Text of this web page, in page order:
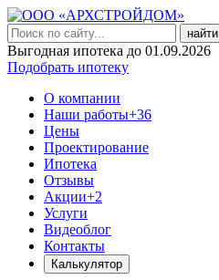
найти
Выгодная ипотека до 01.09.2026
Подобрать ипотеку
О компании
Наши работы+36
Цены
Проектирование
Ипотека
Отзывы
Акции+2
Услуги
Видеоблог
Контакты
Калькулятор